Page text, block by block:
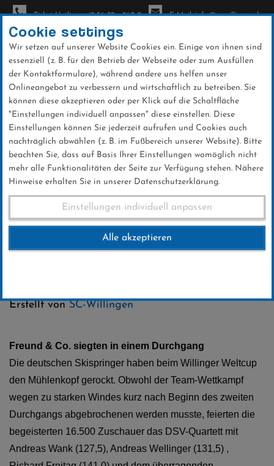
Direkt
zum
Inhalt
Ticket-Hotline: +49 56 32 - 960-0 E-Mail: info@sc-willingen.de
News
FIS Wold Cup Team Willingen
09.01.2016
Erstellt vonSC-Willingen
Freund & Co. siegten in einem Durchgang
Die deutschen Skispringer haben beim Willinger Weltcup
den Mühlenkopf gerockt. Obwohl der Team-Wettkampf
wegen zu starken Windes kurz nach Beginn des zweiten
Durchgangs abgebrochenen werden musste, feierten die
begeisterten 16.500 Zuschauer das DSV-Quartett mit
Andreas Wank (127,5), Andreas Wellinger (131,5) ,
Cookie settings
Wir setzen auf unserer Website Cookies ein. Einige von ihnen sind
essenziell (z. B. für den Betrieb der Webseite oder zum Ausfüllen
der Kontaktformulare), während andere uns helfen unser
Onlineangebot zu verbessern und wirtschaftlich zu betreiben. Sie
können diese akzeptieren oder per Klick auf die Schaltfläche
"Einstellungen individuell anpassen" diese einstellen. Diese
Einstellungen können Sie jederzeit aufrufen und Cookies auch
nachträglich abwählen (z. B. im Fußbereich unserer Website). Bitte
beachten Sie, dass auf Basis Ihrer Einstellungen womöglich nicht
mehr alle Funktionalitäten der Seite zur Verfügung stehen. Nähere
Hinweise erhalten Sie in unserer Datenschutzerklärung.
Einstellungen individuell anpassen
Alle akzeptieren